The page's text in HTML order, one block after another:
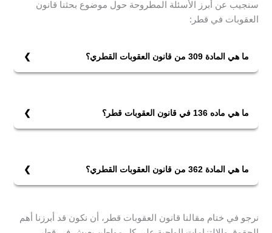
سنجيب عن أبرز الأسئلة المطروحة حول موضوع بحثنا قانون
العقوبات في قطر:
ما هي المادة 309 من قانون العقوبات القطري؟
مرض أو عجز (بالحبس مدة لا تجاوز سنة، وغرامة لا تزيد على
ما هي ماده 136 في قانون العقوبات قطر؟
الترويج لذلك. أو دعا بأَحدِ الطرق العلنية إلى اعتناق مذهب
ما هي المادة 362 من قانون العقوبات القطري؟
إيجار أو إعارة استعمال أو رهن أو وكالة. بهدف إلحاق الضرر
نرجو في ختام مقالنا قانون العقوبات قطر، أن نكون قد أبرزنا أهم